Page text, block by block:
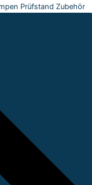
Prüfstand Zubehör